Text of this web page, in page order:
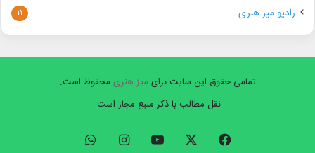
رادیو میز هنری ۱۱
تمامی حقوق این سایت برای میز هنری محفوظ است.
نقل مطالب با ذکر منبع مجاز است.
فیسبوک ایکس یوتیوب اینستاگرام